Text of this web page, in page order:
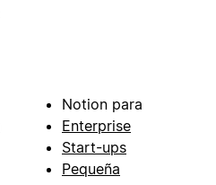
Notion para
Enterprise
Start-ups
Pequeña